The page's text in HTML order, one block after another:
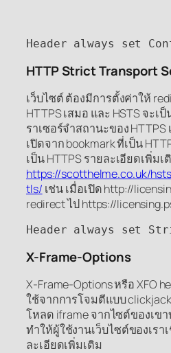
Header always set
HTTP Strict Transport
เว็บไซต์ ต้องมีการตั้งค่าให้
HTTPS เสมอ และ HSTS จะเ
ราเซอร์จำสถานะของ HTTPS
เปิดจาก bookmark ที่เป็น
เป็น HTTPS รายละเอียดเพิ่มเ
https://scotthelme.co.uk/
tls/ เช่น เมื่อเปิด http://
redirect ไป https://
Header always set
X-Frame-Options
X-Frame-Options หรือ XFO
ใช้จากการโจมตีแบบ
โหลด iframe จากไซต์ของเข
ทำให้ผู้ใช้งานเว็บไซต์ของเรา
ละเอียดเพิ่มเติม